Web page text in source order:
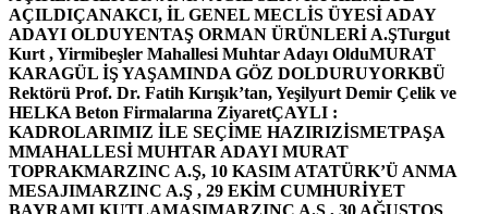
AÇILDIÇANAKCI, İL GENEL MECLİS ÜYESİ ADAY
ADAYI OLDUYENTAŞ ORMAN ÜRÜNLERİ A.ŞTurgut
Kurt , Yirmibeşler Mahallesi Muhtar Adayı OlduMURAT
KARAGÜL İŞ YAŞAMINDA GÖZ DOLDURUYORKBÜ
Rektörü Prof. Dr. Fatih Kırışık’tan, Yeşilyurt Demir Çelik ve
HELKA Beton Firmalarına ZiyaretÇAYLI :
KADROLARIMIZ İLE SEÇİME HAZIRIZİSMETPAŞA
MMAHALLESİ MUHTAR ADAYI MURAT
TOPRAKMARZINC A.Ş, 10 KASIM ATATÜRK’Ü ANMA
MESAJIMARZINC A.Ş , 29 EKİM CUMHURİYET
BAYRAMI KUTLAMASIMARZINC A.Ş , 30 AĞUSTOS